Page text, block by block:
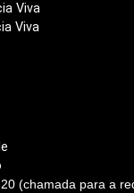
Viva
Viva
(chamada para a